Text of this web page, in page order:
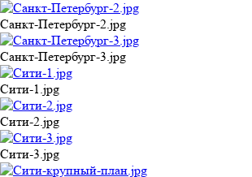
Санкт-Петербург-2.jpg
Санкт-Петербург-3.jpg
Сити-1.jpg
Сити-2.jpg
Сити-3.jpg